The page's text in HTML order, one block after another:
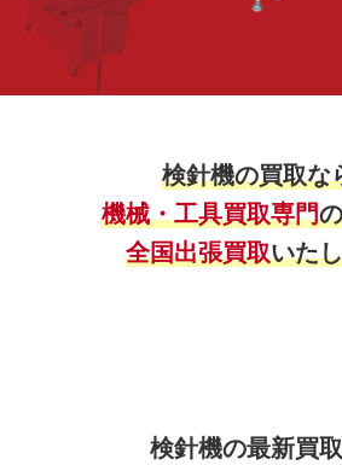
検針機の買取な
機械・工具買取専門
全国出張買取いた
検針機の最新買